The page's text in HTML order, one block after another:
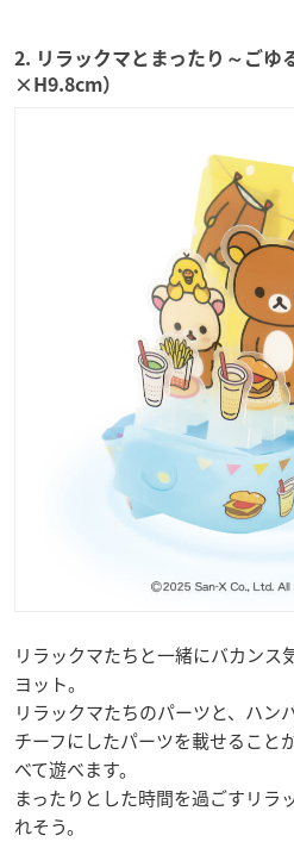
2. リラックマとまったり～ご
×H9.8cm）
リラックマたちと一緒にバカンス
ヨット。
リラックマたちのパーツと、ハン
チーフにしたパーツを載せること
べて遊べます。
まったりとした時間を過ごすリラ
れそう。